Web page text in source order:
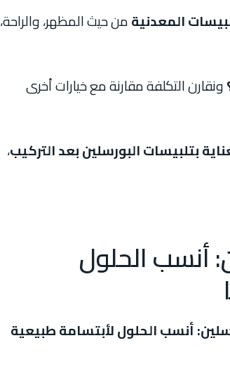
المعدنيةمن حيث المظهر، والراحة،
ونقارن التكلفة مقارنة مع خيارات أخرى
بتلبيسات البورسلين بعد التركيب،
أنسب الحلول
أنسب الحلول لأبتسامة طبيعية